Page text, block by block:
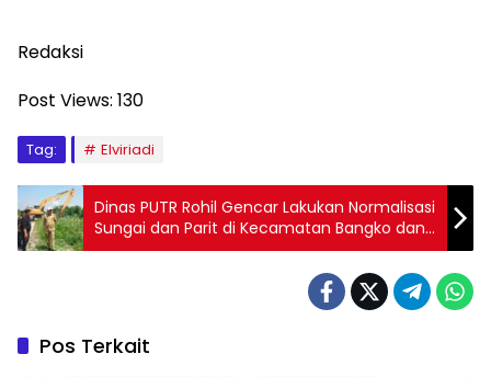
Redaksi
Post Views: 130
Tag: Elviriadi
Dinas PUTR Rohil Gencar Lakukan Normalisasi
Sungai dan Parit di Kecamatan Bangko dan
Sinaboi
Pos Terkait